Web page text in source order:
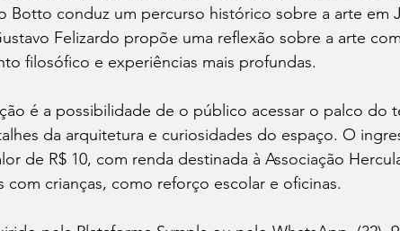
Botto conduz um percurso histórico sobre a arte em
Felizardo propõe uma reflexão sobre a arte
filosófico e experiências mais profundas.
é a possibilidade de o público acessar o palco do
da arquitetura e curiosidades do espaço. O
de R$ 10, com renda destinada à Associação
com crianças, como reforço escolar e oficinas.